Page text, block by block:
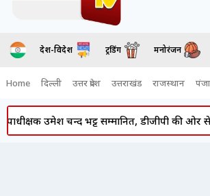
देश-विदेश ट्रेंडिंग मनोरंजन
Home दिल्ली उत्तर प्रदेश उत्तराखंड राजस्थान
चन्द भट्ट सम्मानित, डीजीपी की ओर से मिला